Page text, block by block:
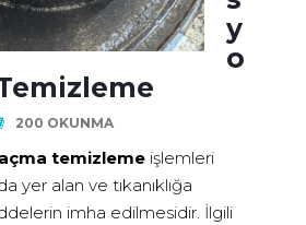
y
o
200 OKUNMA
temizleme işlemleri
yer alan ve tıkanıklığa
imha edilmesidir. İlgili